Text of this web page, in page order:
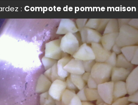
: Compote de pomme maison